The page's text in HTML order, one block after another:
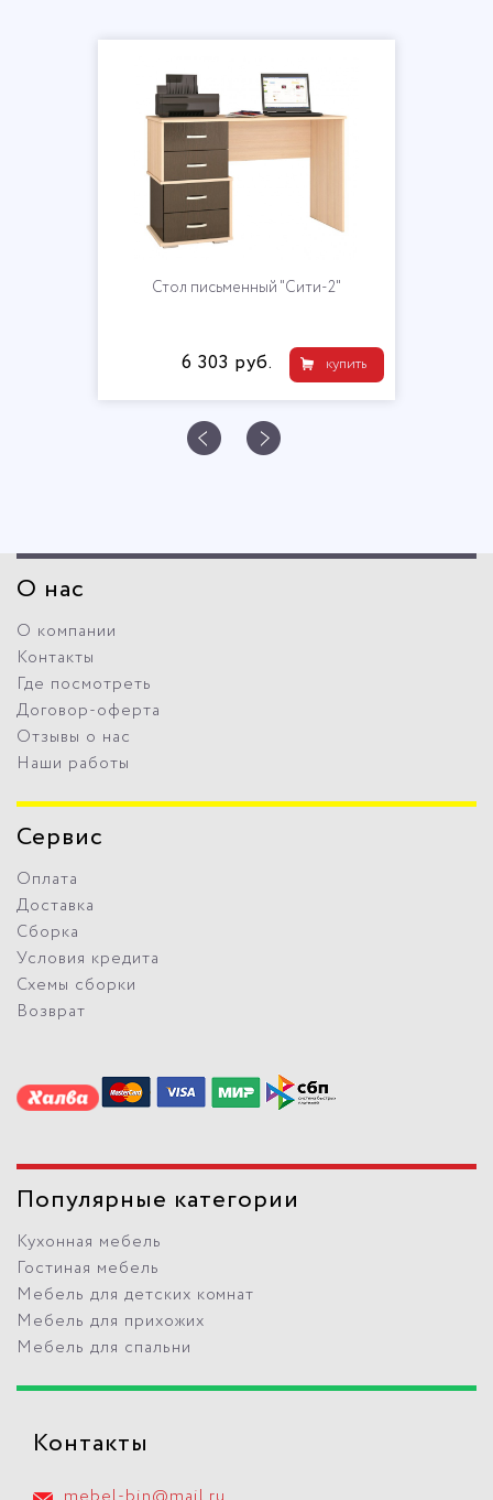
Стол письменный "Сити-2"
купить
6 303 руб.
О нас
О компании
Контакты
Где посмотреть
Договор-оферта
Отзывы о нас
Наши работы
Сервис
Оплата
Доставка
Сборка
Условия кредита
Схемы сборки
Возврат
Популярные категории
Кухонная мебель
Гостиная мебель
Мебель для детских комнат
Мебель для прихожих
Мебель для спальни
Контакты